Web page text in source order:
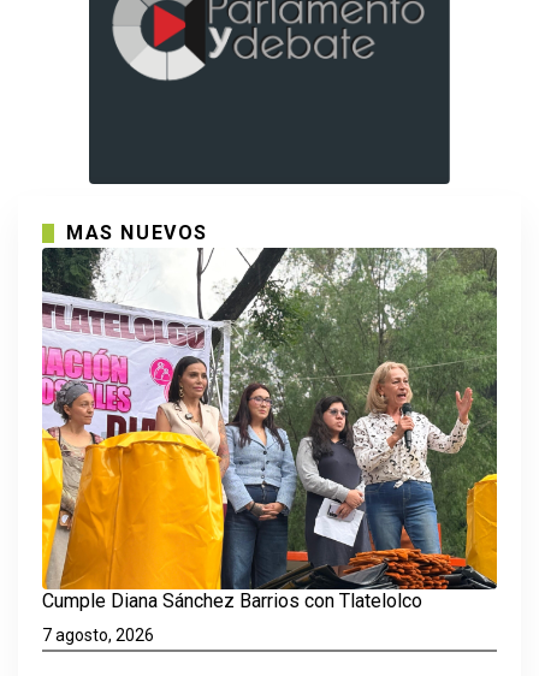
MAS NUEVOS
Cumple Diana Sánchez Barrios con Tlatelolco
7 agosto, 2026